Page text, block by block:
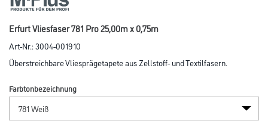
Erfurt Vliesfaser 781 Pro 25,00m x 0,75m
Art-Nr.:3004-001910
Überstreichbare Vliesprägetapete aus Zellstoff- und Textilfasern.
Farbtonbezeichnung